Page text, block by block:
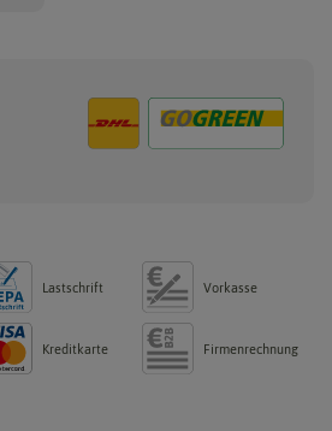
Lastschrift Vorkasse
Kreditkarte Firmenrechnung